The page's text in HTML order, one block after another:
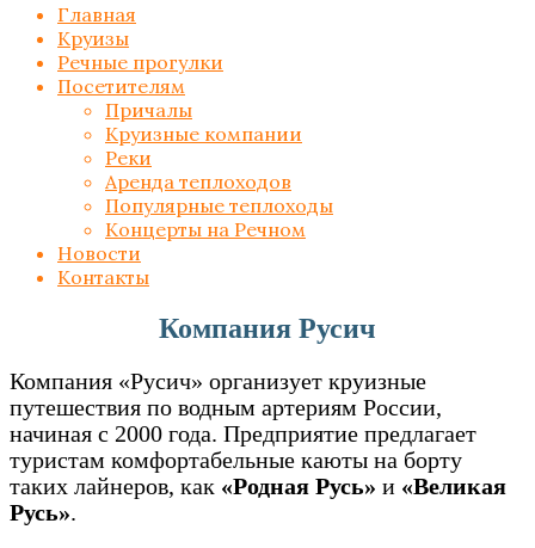
Главная
Круизы
Речные прогулки
Посетителям
Причалы
Круизные компании
Реки
Аренда теплоходов
Популярные теплоходы
Концерты на Речном
Новости
Контакты
Компания Русич
Компания «Русич» организует круизные
путешествия по водным артериям России,
начиная с 2000 года. Предприятие предлагает
туристам комфортабельные каюты на борту
таких лайнеров, как «Родная Русь» и «Великая
Русь».